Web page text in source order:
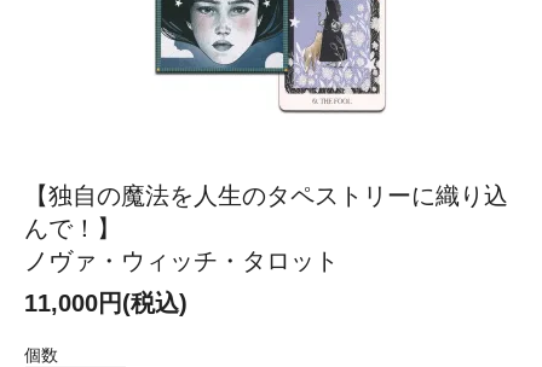
【独自の魔法を人生のタペストリーに織り込
んで！】
ノヴァ・ウィッチ・タロット
11,000円(税込)
個数